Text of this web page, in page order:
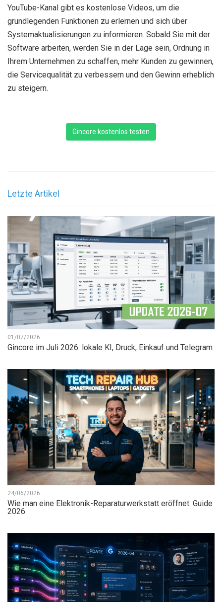
YouTube-Kanal gibt es kostenlose Videos, um die
grundlegenden Funktionen zu erlernen und sich über
Systemaktualisierungen zu informieren. Sobald Sie mit der
Software arbeiten, werden Sie in der Lage sein, Ordnung in
Ihrem Unternehmen zu schaffen, mehr Kunden zu gewinnen,
die Servicequalität zu verbessern und den Gewinn erheblich
zu steigern.
Gincore kostenlos testen
Letzte Artikel
01/07/2026
Gincore im Juli 2026: lokale KI, Druck, Einkauf und Telegram
24/06/2026
Wie man eine Elektronik-Reparaturwerkstatt eröffnet: Guide
2026